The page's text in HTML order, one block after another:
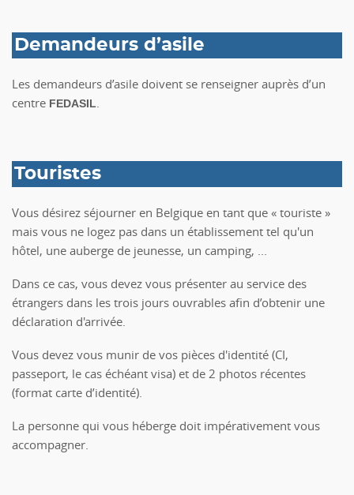
Demandeurs d’asile
Les demandeurs d’asile doivent se renseigner auprès d’un
centre FEDASIL.
Touristes
Vous désirez séjourner en Belgique en tant que « touriste »
mais vous ne logez pas dans un établissement tel qu'un
hôtel, une auberge de jeunesse, un camping, ...
Dans ce cas, vous devez vous présenter au service des
étrangers dans les trois jours ouvrables afin d’obtenir une
déclaration d'arrivée.
Vous devez vous munir de vos pièces d'identité (CI,
passeport, le cas échéant visa) et de 2 photos récentes
(format carte d’identité).
La personne qui vous héberge doit impérativement vous
accompagner.